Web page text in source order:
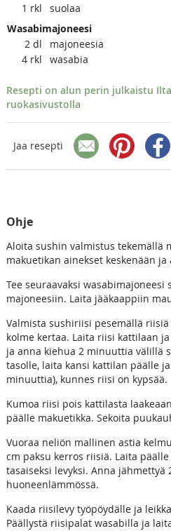
1 rkl
suolaa
Wasabimajoneesi
2 dl
majoneesia
4 rkl wasabia
Resepti on alun perin julkaistu
ruokasivustolla
Jaa resepti
Ohje
Aloita sushin valmistus tekemällä
makuetikan ainekset keskenään ja
Tee seuraavaksi wasabimajoneesi
majoneesiin. Laita jääkaappiin
Valmista sushiriisi pesemällä
kolme kertaa. Laita riisi kattilaan
ja anna kiehua 2 minuuttia välillä
tasolle, laita kansi kattilan päälle
minuuttia), kunnes riisi on kypsää.
Kumoa riisi pois kattilasta
päälle makuetikka. Sekoita
Vuoraa neliön mallinen astia
cm paksu kerros riisiä. Laita
tasaiseksi levyksi. Anna jähmettyä
huoneenlämmössä.
Kaada riisilevy työpöydälle ja
Päällystä riisipalat wasabilla ja